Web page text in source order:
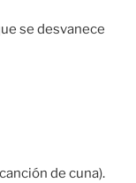
se desvanece
de cuna).